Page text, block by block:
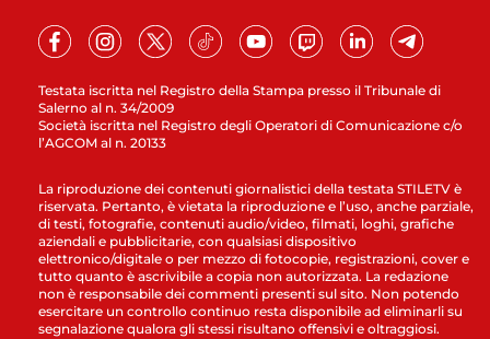
Testata iscritta nel Registro della Stampa presso il Tribunale di
Salerno al n. 34/2009
Società iscritta nel Registro degli Operatori di Comunicazione c/o
l’AGCOM al n. 20133
La riproduzione dei contenuti giornalistici della testata STILETV è
riservata. Pertanto, è vietata la riproduzione e l’uso, anche parziale,
di testi, fotografie, contenuti audio/video, filmati, loghi, grafiche
aziendali e pubblicitarie, con qualsiasi dispositivo
elettronico/digitale o per mezzo di fotocopie, registrazioni, cover e
tutto quanto è ascrivibile a copia non autorizzata. La redazione
non è responsabile dei commenti presenti sul sito. Non potendo
esercitare un controllo continuo resta disponibile ad eliminarli su
segnalazione qualora gli stessi risultano offensivi e oltraggiosi.